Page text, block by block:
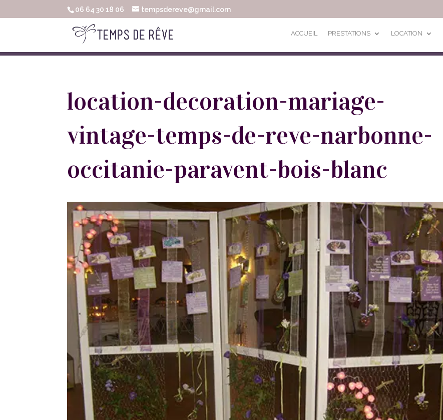
06 64 30 18 06 tempsdereve@gmail.com
ACCUEIL PRESTATIONS LOCATION
location-decoration-mariage-
vintage-temps-de-reve-narbonne-
occitanie-paravent-bois-blanc